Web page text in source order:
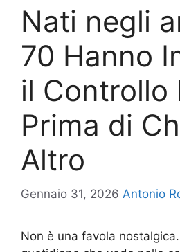
Nati negli
70 Hanno
il Controllo
Prima di
Altro
Gennaio 31, 2026 Antonio
Non è una favola